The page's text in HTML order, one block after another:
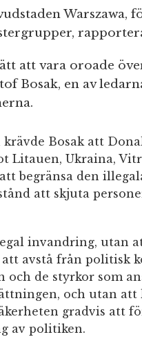
Warszawa,
att vara oroade
Bosak, en av
Bosak att
Litauen, Ukraina,
begränsa den
att skjuta
invandring, utan
avstå från politisk
och de styrkor som
och utan
gradvis att
av politiken.